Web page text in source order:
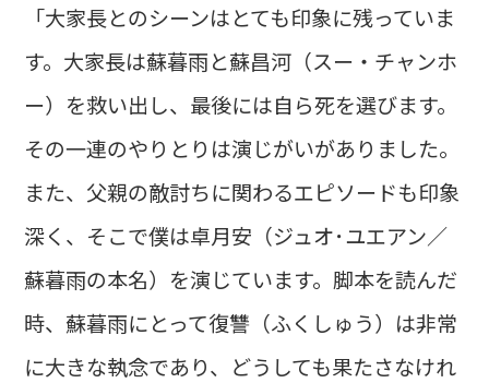
「大家長とのシーンはとても印象に残っていま
す。大家長は蘇暮雨と蘇昌河（スー・チャンホ
ー）を救い出し、最後には自ら死を選びます。
その一連のやりとりは演じがいがありました。
また、父親の敵討ちに関わるエピソードも印象
深く、そこで僕は卓月安（ジュオ･ユエアン／
蘇暮雨の本名）を演じています。脚本を読んだ
時、蘇暮雨にとって復讐（ふくしゅう）は非常
に大きな執念であり、どうしても果たさなけれ